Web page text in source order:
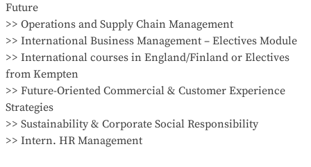
Future
>> Operations and Supply Chain Management
>> International Business Management – Electives Module
>> International courses in England/Finland or Electives
from Kempten
>> Future-Oriented Commercial & Customer Experience
Strategies
>> Sustainability & Corporate Social Responsibility
>> Intern. HR Management